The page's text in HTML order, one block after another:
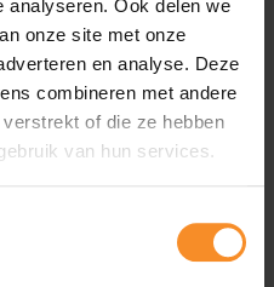
analyseren. Ook delen we
onze site met onze
en analyse. Deze
combineren met andere
of die ze hebben
van hun services.
je de steunzolen in de
aan? Doe de schoenen
nog eens. Ervaar je dan
dan is de pasvorm niet